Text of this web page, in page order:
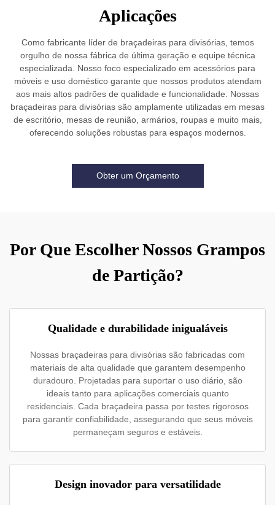
Aplicações
Como fabricante líder de braçadeiras para divisórias, temos
orgulho de nossa fábrica de última geração e equipe técnica
especializada. Nosso foco especializado em acessórios para
móveis e uso doméstico garante que nossos produtos atendam
aos mais altos padrões de qualidade e funcionalidade. Nossas
braçadeiras para divisórias são amplamente utilizadas em mesas
de escritório, mesas de reunião, armários, roupas e muito mais,
oferecendo soluções robustas para espaços modernos.
Obter um Orçamento
Por Que Escolher Nossos Grampos
de Partição?
Qualidade e durabilidade inigualáveis
Nossas braçadeiras para divisórias são fabricadas com
materiais de alta qualidade que garantem desempenho
duradouro. Projetadas para suportar o uso diário, são
ideais tanto para aplicações comerciais quanto
residenciais. Cada braçadeira passa por testes rigorosos
para garantir confiabilidade, assegurando que seus móveis
permaneçam seguros e estáveis.
Design inovador para versatilidade